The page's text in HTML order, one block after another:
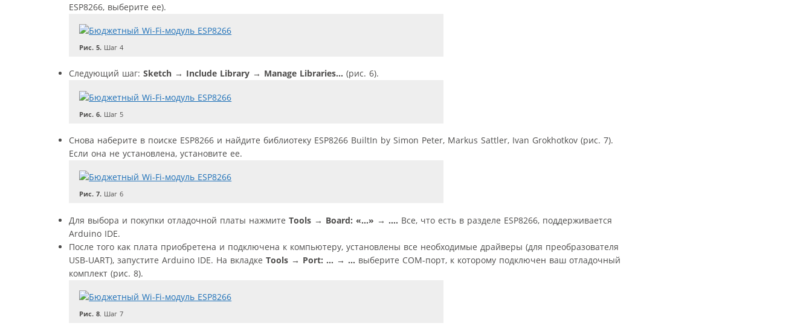
ESP8266, выберите ее).
Рис. 5. Шаг 4
Следующий шаг: Sketch → Include Library → Manage Libraries… (рис. 6).
Рис. 6. Шаг 5
Снова наберите в поиске ESP8266 и найдите библиотеку ESP8266 Built­In by Simon Peter, Markus Sattler, Ivan Grokhotkov (рис. 7).
Если она не установлена, установите ее.
Рис. 7. Шаг 6
Для выбора и покупки отладочной платы нажмите Tools → Board: «…» → …. Все, что есть в разделе ESP8266, поддерживается
Arduino IDE.
После того как плата приобретена и подключена к компьютеру, установлены все необходимые драйверы (для преобразователя
USB-UART), запустите Arduino IDE. На вкладке Tools → Port: … → … выберите COM-порт, к которому подключен ваш отладочный
комплект (рис. 8).
Рис. 8. Шаг 7